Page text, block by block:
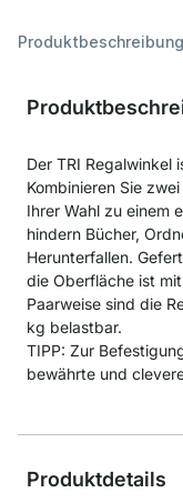
Produktbeschreibung
Der TRI Regalwinkel
Kombinieren Sie
Ihrer Wahl zu einem
hindern Bücher,
Herunterfallen.
die Oberfläche ist
Paarweise sind die
kg belastbar.
TIPP: Zur
bewährte und
Produktdetails